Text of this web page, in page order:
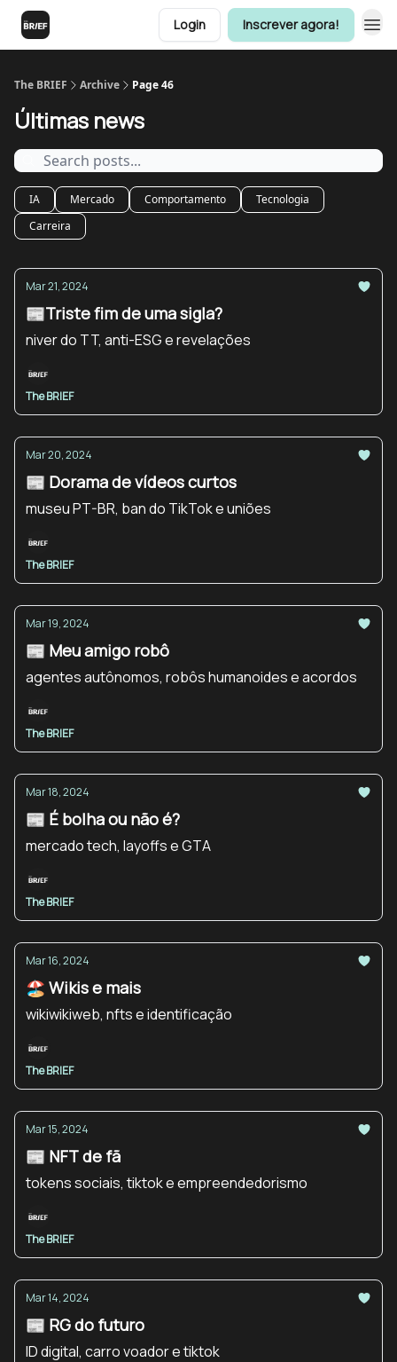
Login Inscrever agora!
The BRIEF Archive Page 46
Últimas news
IA Mercado Comportamento
Tecnologia
Carreira
Mar 21, 2024
📰Triste fim de uma sigla?
niver do TT, anti-ESG e revelações
The BRIEF
Mar 20, 2024
📰 Dorama de vídeos curtos
museu PT-BR, ban do TikTok e uniões
The BRIEF
Mar 19, 2024
📰 Meu amigo robô
agentes autônomos, robôs humanoides e acordos
The BRIEF
Mar 18, 2024
📰 É bolha ou não é?
mercado tech, layoffs e GTA
The BRIEF
Mar 16, 2024
🏖️ Wikis e mais
wikiwikiweb, nfts e identificação
The BRIEF
Mar 15, 2024
📰 NFT de fã
tokens sociais, tiktok e empreendedorismo
The BRIEF
Mar 14, 2024
📰 RG do futuro
ID digital, carro voador e tiktok